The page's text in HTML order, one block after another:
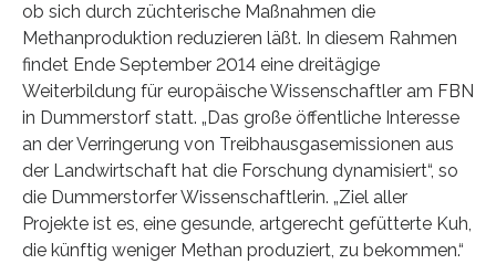
ob sich durch züchterische Maßnahmen die
Methanproduktion reduzieren läßt. In diesem Rahmen
findet Ende September 2014 eine dreitägige
Weiterbildung für europäische Wissenschaftler am FBN
in Dummerstorf statt. „Das große öffentliche Interesse
an der Verringerung von Treibhausgasemissionen aus
der Landwirtschaft hat die Forschung dynamisiert“, so
die Dummerstorfer Wissenschaftlerin. „Ziel aller
Projekte ist es, eine gesunde, artgerecht gefütterte Kuh,
die künftig weniger Methan produziert, zu bekommen.“